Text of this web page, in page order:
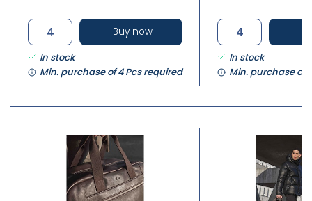
Buy now
In stock
Min. purchase of 4 Pcs required
In stock
Min. purchase of